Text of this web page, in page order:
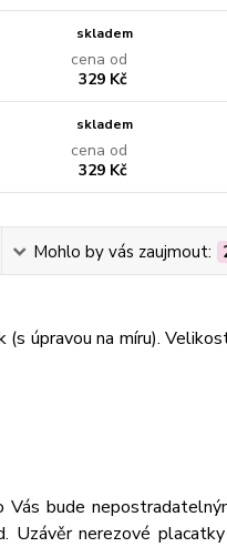
cena od
329 Kč
skladem
cena od
329 Kč
skladem
Mohlo by vás zaujmout:
úpravou na míru).
bude
Uzávěr nerezové